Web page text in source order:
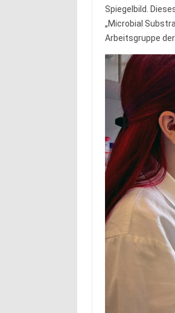
Spiegelbild.
„Microbial
Arbeitsgruppe